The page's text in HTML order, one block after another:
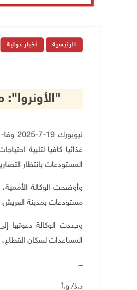
الرئيسية أخبار دولية
"الأونروا":
المستودعات بانتظار
وأوضحت الوكالة
مستودعات بمدينة العريش
وجددت الوكالة دعوتها
المساعدات لسكان
ــــ
د.ذ/ و.أ